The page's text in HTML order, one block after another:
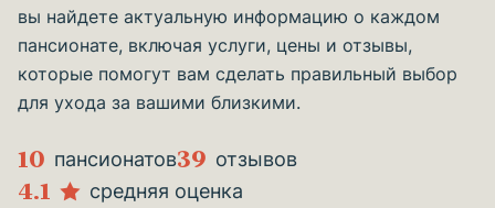
вы найдете актуальную информацию о каждом
пансионате, включая услуги, цены и отзывы,
которые помогут вам сделать правильный выбор
для ухода за вашими близкими.
10 пансионатов39 отзывов
4.1 средняя оценка